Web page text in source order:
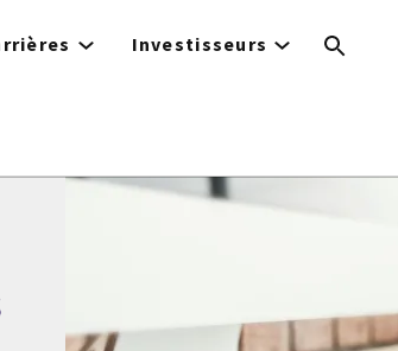
Investisseurs